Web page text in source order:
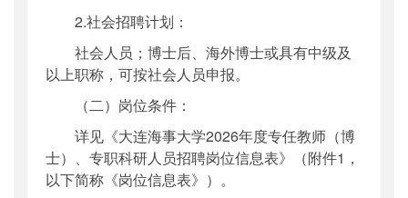
2.社会招聘计划：
社会人员；博士后、海外博士或具有中级及
以上职称，可按社会人员申报。
（二）岗位条件：
详见《大连海事大学2026年度专任教师（博
士）、专职科研人员招聘岗位信息表》（附件1，
以下简称《岗位信息表》）。